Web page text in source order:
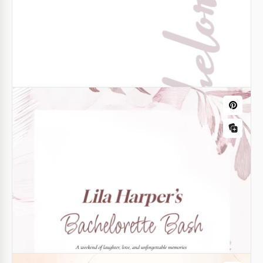
Itinéraire de voyage entre filles
Si vous partez en voyage avec les filles, alors vous
devriez envisager d'utiliser notre modèle d'itinéraire